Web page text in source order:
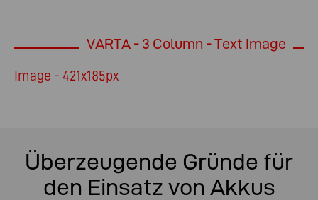
VARTA - 3 Column - Text Image
Image - 421x185px
Überzeugende Gründe für
den Einsatz von Akkus